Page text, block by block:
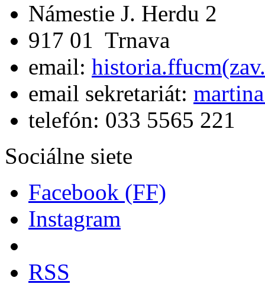
Námestie J. Herdu 2
917 01 Trnava
email:
email sekretariát:
telefón: 033 5565 221
Sociálne siete
Facebook (FF)
Instagram
RSS